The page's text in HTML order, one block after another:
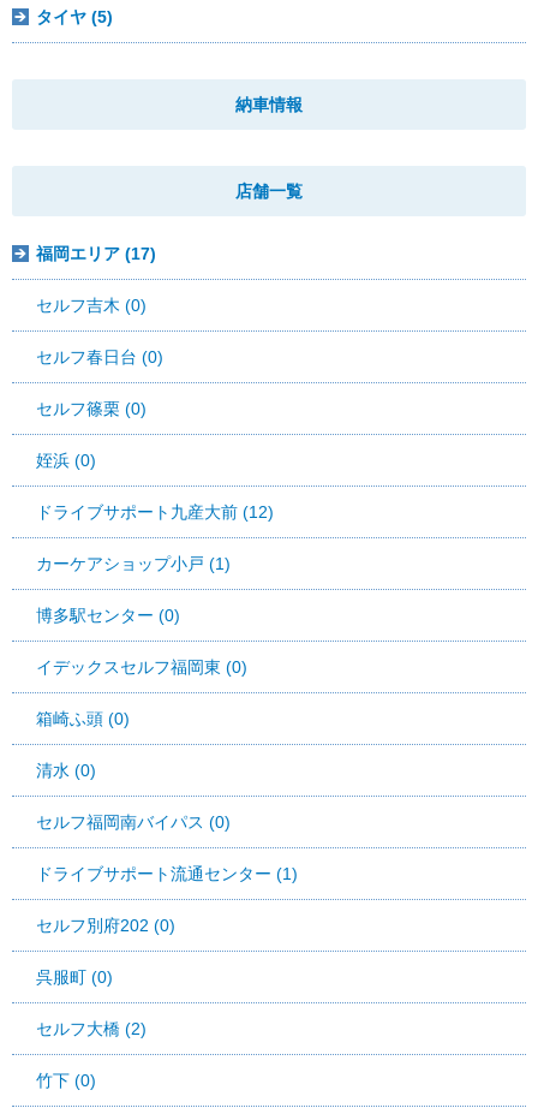
タイヤ (5)
納車情報
店舗一覧
福岡エリア (17)
セルフ吉木 (0)
セルフ春日台 (0)
セルフ篠栗 (0)
姪浜 (0)
ドライブサポート九産大前 (12)
カーケアショップ小戸 (1)
博多駅センター (0)
イデックスセルフ福岡東 (0)
箱崎ふ頭 (0)
清水 (0)
セルフ福岡南バイパス (0)
ドライブサポート流通センター (1)
セルフ別府202 (0)
呉服町 (0)
セルフ大橋 (2)
竹下 (0)